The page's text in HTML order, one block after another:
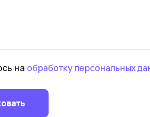
на обработку персональных